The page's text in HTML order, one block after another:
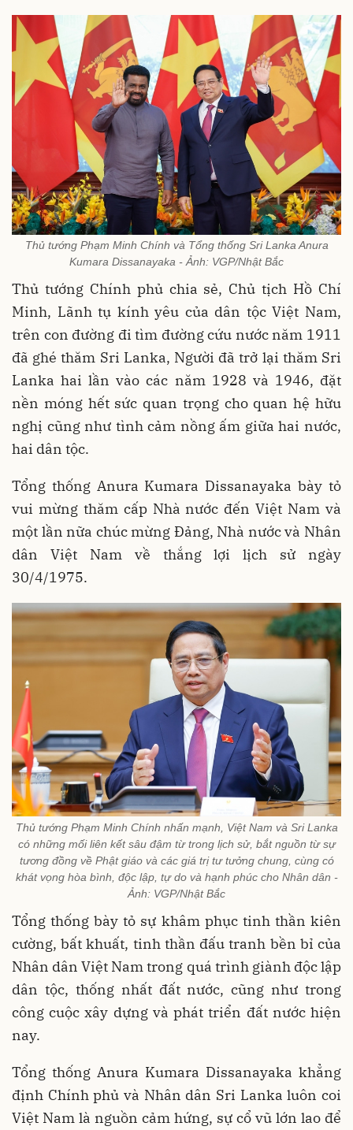
Thủ tướng Phạm Minh Chính và Tổng thống Sri Lanka Anura
Kumara Dissanayaka - Ảnh: VGP/Nhật Bắc
Thủ tướng Chính phủ chia sẻ, Chủ tịch Hồ Chí
Minh, Lãnh tụ kính yêu của dân tộc Việt Nam,
trên con đường đi tìm đường cứu nước năm 1911
đã ghé thăm Sri Lanka, Người đã trở lại thăm Sri
Lanka hai lần vào các năm 1928 và 1946, đặt
nền móng hết sức quan trọng cho quan hệ hữu
nghị cũng như tình cảm nồng ấm giữa hai nước,
hai dân tộc.
Tổng thống Anura Kumara Dissanayaka bày tỏ
vui mừng thăm cấp Nhà nước đến Việt Nam và
một lần nữa chúc mừng Đảng, Nhà nước và Nhân
dân Việt Nam về thắng lợi lịch sử ngày
30/4/1975.
Thủ tướng Phạm Minh Chính nhấn mạnh, Việt Nam và Sri Lanka
có những mối liên kết sâu đậm từ trong lịch sử, bắt nguồn từ sự
tương đồng về Phật giáo và các giá trị tư tưởng chung, cùng có
khát vọng hòa bình, độc lập, tự do và hạnh phúc cho Nhân dân -
Ảnh: VGP/Nhật Bắc
Tổng thống bày tỏ sự khâm phục tinh thần kiên
cường, bất khuất, tinh thần đấu tranh bền bỉ của
Nhân dân Việt Nam trong quá trình giành độc lập
dân tộc, thống nhất đất nước, cũng như trong
công cuộc xây dựng và phát triển đất nước hiện
nay.
Tổng thống Anura Kumara Dissanayaka khẳng
định Chính phủ và Nhân dân Sri Lanka luôn coi
Việt Nam là nguồn cảm hứng, sự cổ vũ lớn lao để